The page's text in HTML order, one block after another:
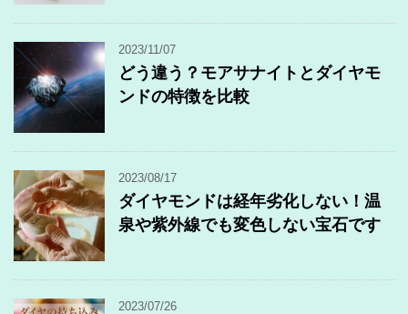
2023/11/07
どう違う？モアサナイトとダイヤモ
ンドの特徴を比較
2023/08/17
ダイヤモンドは経年劣化しない！温
泉や紫外線でも変色しない宝石です
2023/07/26